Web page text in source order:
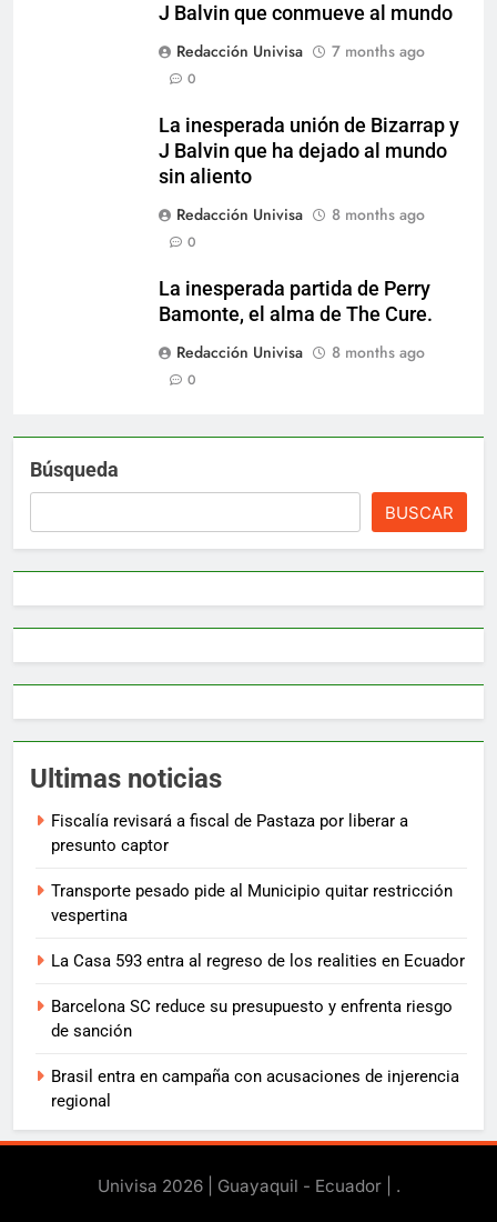
J Balvin que conmueve al mundo
Redacción Univisa
7 months ago
0
La inesperada unión de Bizarrap y
J Balvin que ha dejado al mundo
sin aliento
Redacción Univisa
8 months ago
0
La inesperada partida de Perry
Bamonte, el alma de The Cure.
Redacción Univisa
8 months ago
0
Búsqueda
BUSCAR
Ultimas noticias
Fiscalía revisará a fiscal de Pastaza por liberar a
presunto captor
Transporte pesado pide al Municipio quitar restricción
vespertina
La Casa 593 entra al regreso de los realities en Ecuador
Barcelona SC reduce su presupuesto y enfrenta riesgo
de sanción
Brasil entra en campaña con acusaciones de injerencia
regional
Univisa 2026 | Guayaquil - Ecuador | .